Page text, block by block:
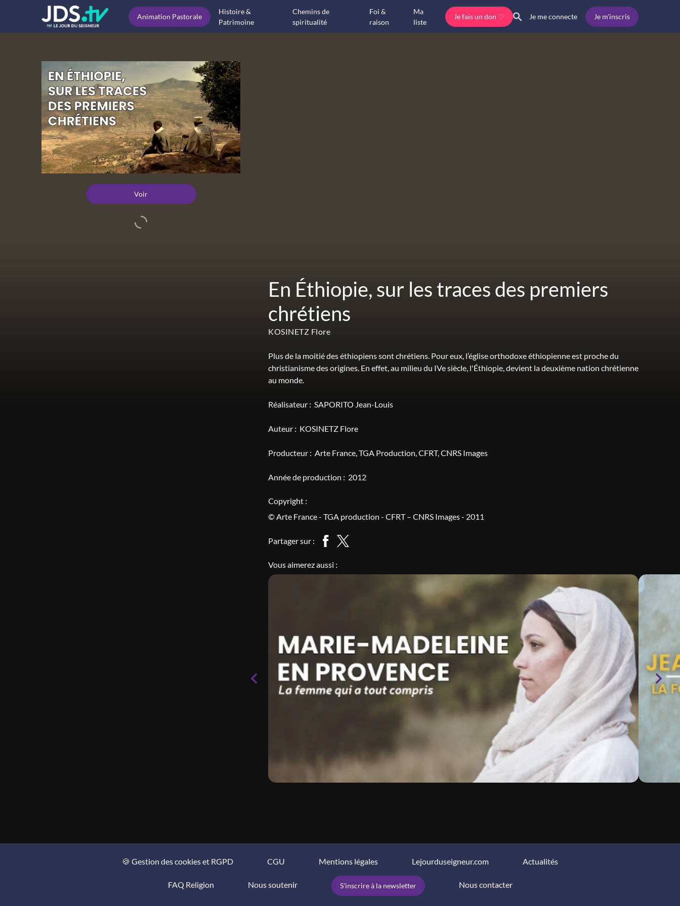
Animation Pastorale
Histoire &
Patrimoine
Chemins de
spiritualité
Foi &
raison
Ma
liste
Je fais un don ♡ Je me connecte Je m'inscris
Voir
En Éthiopie, sur les traces des premiers
chrétiens
KOSINETZ Flore
Plus de la moitié des éthiopiens sont chrétiens. Pour eux, l’église orthodoxe éthiopienne est proche du
christianisme des origines. En effet, au milieu du IVe siècle, l'Éthiopie, devient la deuxième nation chrétienne
au monde.
Réalisateur : SAPORITO Jean-Louis
Auteur : KOSINETZ Flore
Producteur : Arte France TGA Production CFRT CNRS Images
Année de production : 2012
Copyright :
© Arte France - TGA production - CFRT – CNRS Images - 2011
Partager sur :
Vous aimerez aussi :
🍪 Gestion des cookies et RGPD CGU Mentions légales Lejourduseigneur.com Actualités
FAQ Religion Nous soutenir S'inscrire à la newsletter Nous contacter